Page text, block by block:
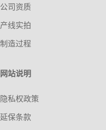
公司资质
产线实拍
制造过程
网站说明
隐私权政策
延保条款